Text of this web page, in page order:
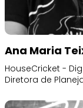
Ana Maria
HouseCricket -
Diretora de